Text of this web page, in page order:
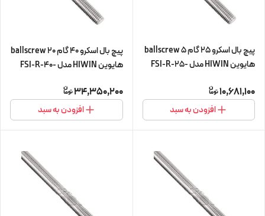
پیچ بال اسکرو 25 گام 5 ballscrew
هایوین HIWIN مدل FSI-R-25-
سی)
10,681,100
افزودن به سبد
پیچ بال اسکرو 40 گام 20 ballscrew
هایوین HIWIN مدل FSI-R-40-
سی)
34,350,200
افزودن به سبد